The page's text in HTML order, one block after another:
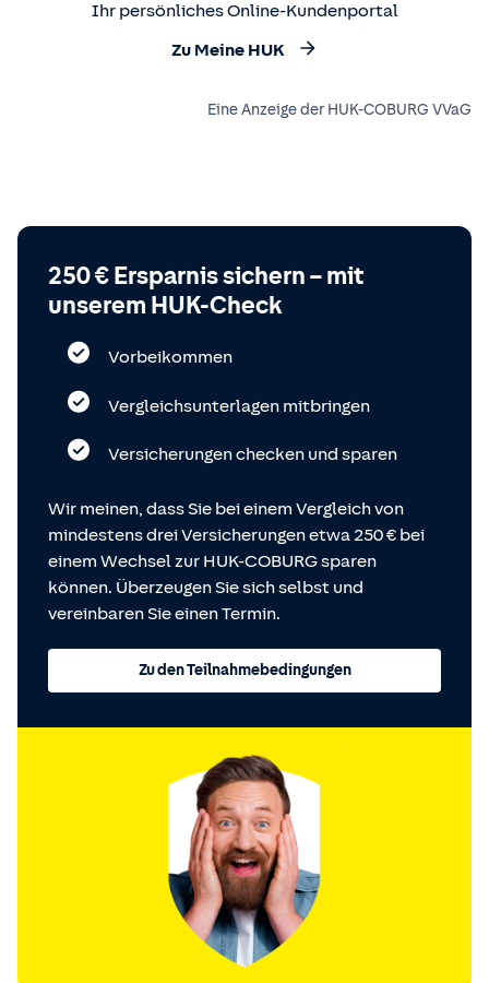
Ihr persönliches Online-Kundenportal
Zu Meine HUK
Eine Anzeige der HUK-COBURG VVaG
250 € Ersparnis sichern – mit
unserem HUK-Check
Vorbeikommen
Vergleichsunterlagen mitbringen
Versicherungen checken und sparen
Wir meinen, dass Sie bei einem Vergleich von
mindestens drei Versicherungen etwa 250 € bei
einem Wechsel zur HUK-COBURG sparen
können. Überzeugen Sie sich selbst und
vereinbaren Sie einen Termin.
Zu den Teilnahmebedingungen